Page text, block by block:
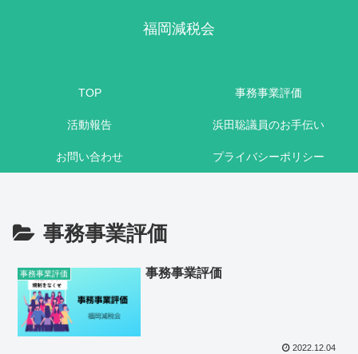
福岡減税会
TOP 事務事業評価
活動報告 浜田聡議員のお手伝い
お問い合わせ プライバシーポリシー
事務事業評価
事務事業評価 事務事業評価
2022.12.04